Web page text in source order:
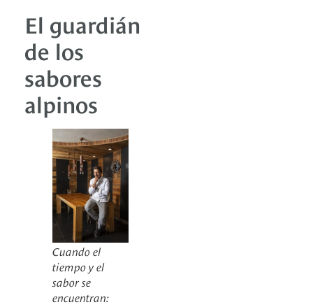
El guardián
de los
sabores
alpinos
Cuando el
tiempo y el
sabor se
encuentran: